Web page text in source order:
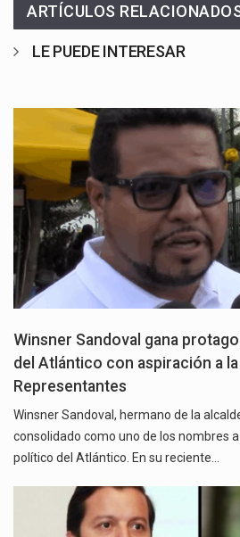
ARTÍCULOS
LE PUEDE INTERESAR
Winsner Sandoval gana
del Atlántico con aspiración a la
Representantes
Winsner Sandoval, hermano de la
consolidado como uno de los nombres
político del Atlántico. En su reciente…